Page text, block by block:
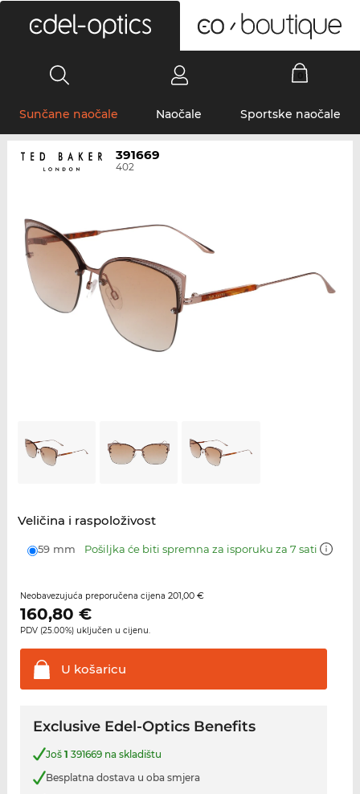
Sunčane naočale Naočale Sportske naočale
391669
402
Veličina i raspoloživost
59 mm Pošiljka će biti spremna za isporuku za 7 sati
Neobavezujuća preporučena cijena 201,00 €
160,80 €
PDV (25.00%) uključen u cijenu.
U košaricu
Exclusive Edel-Optics Benefits
Još 1 391669 na skladištu
Besplatna dostava u oba smjera